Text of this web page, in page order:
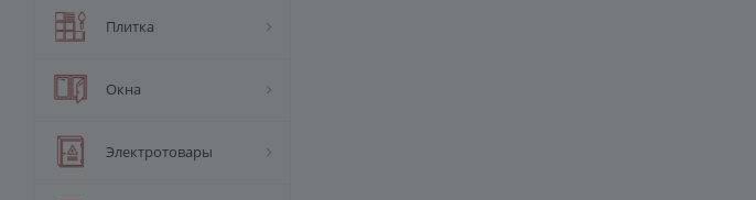
Плитка
Окна
Электротовары